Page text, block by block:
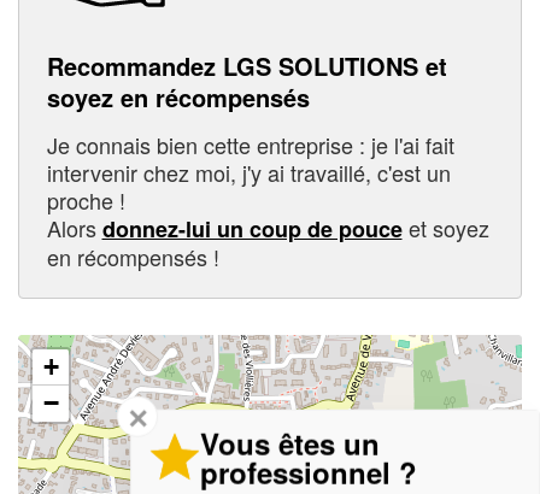
Recommandez LGS SOLUTIONS et
soyez en récompensés
Je connais bien cette entreprise : je l'ai fait
intervenir chez moi, j'y ai travaillé, c'est un
proche !
Alorsdonnez-lui un coup de pouceet soyez
en récompensés !
+
−
✕
Vous êtes un
professionnel ?